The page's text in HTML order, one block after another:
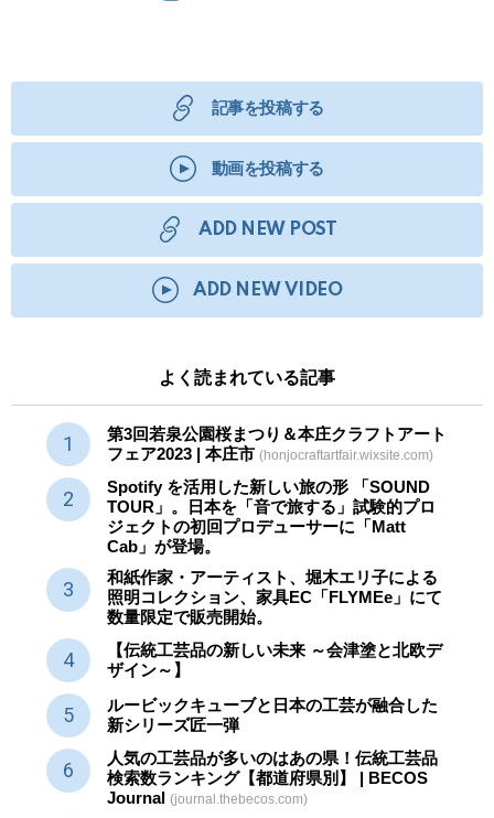
記事を投稿する
動画を投稿する
ADD NEW POST
ADD NEW VIDEO
よく読まれている記事
第3回若泉公園桜まつり＆本庄クラフトアート
フェア2023 | 本庄市 (honjocraftartfair.wixsite.com)
Spotify を活用した新しい旅の形 「SOUND
TOUR」。日本を「音で旅する」試験的プロ
ジェクトの初回プロデューサーに「Matt
Cab」が登場。
和紙作家・アーティスト、堀木エリ子による
照明コレクション、家具EC「FLYMEe」にて
数量限定で販売開始。
【伝統工芸品の新しい未来 ～会津塗と北欧デ
ザイン～】
ルービックキューブと日本の工芸が融合した
新シリーズ匠一弾
人気の工芸品が多いのはあの県！伝統工芸品
検索数ランキング【都道府県別】 | BECOS
Journal (journal.thebecos.com)